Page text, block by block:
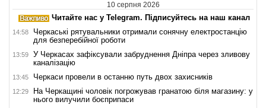
10 серпня 2026
Читайте нас у Telegram. Підписуйтесь на наш канал
14:58
Черкаські рятувальники отримали сонячну електростанцію
для безперебійної роботи
13:59
У Черкасах зафіксували забруднення Дніпра через зливову
каналізацію
13:45 Черкаси провели в останню путь двох захисників
12:29
На Черкащині чоловік погрожував гранатою біля магазину: у
нього вилучили боєприпаси